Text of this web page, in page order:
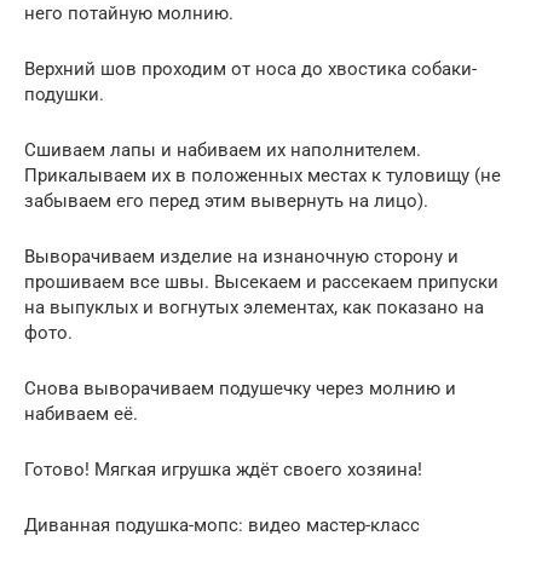
него потайную молнию.
Верхний шов проходим от носа до хвостика собаки-
подушки.
Сшиваем лапы и набиваем их наполнителем.
Прикалываем их в положенных местах к туловищу (не
забываем его перед этим вывернуть на лицо).
Выворачиваем изделие на изнаночную сторону и
прошиваем все швы. Высекаем и рассекаем припуски
на выпуклых и вогнутых элементах, как показано на
фото.
Снова выворачиваем подушечку через молнию и
набиваем её.
Готово! Мягкая игрушка ждёт своего хозяина!
Диванная подушка-мопс: видео мастер-класс